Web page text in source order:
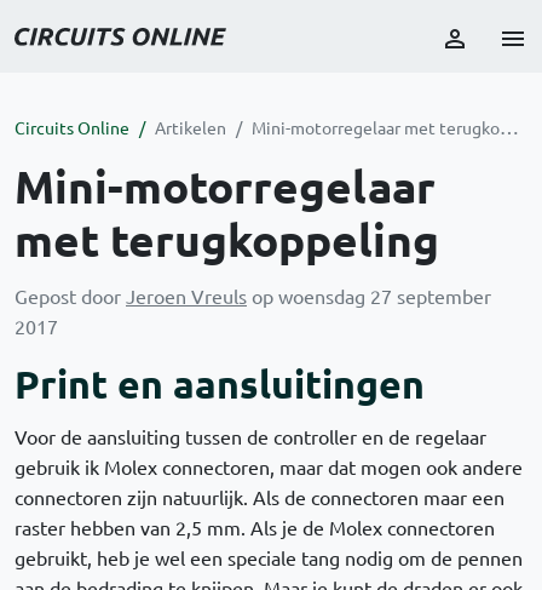
Circuits Online Artikelen Mini-motorregelaar met terugkoppeling
Mini-motorregelaar
met terugkoppeling
Gepost door Jeroen Vreuls op woensdag 27 september
2017
Print en aansluitingen
Voor de aansluiting tussen de controller en de regelaar
gebruik ik Molex connectoren, maar dat mogen ook andere
connectoren zijn natuurlijk. Als de connectoren maar een
raster hebben van 2,5 mm. Als je de Molex connectoren
gebruikt, heb je wel een speciale tang nodig om de pennen